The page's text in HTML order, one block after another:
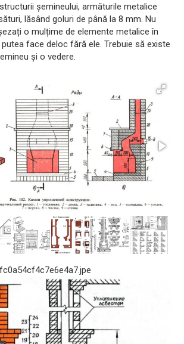
șemineului, armăturile metalice
lăsând goluri de până la 8 mm. Nu
o mulțime de elemente metalice în
face deloc fără ele. Trebuie să existe
și o vedere.